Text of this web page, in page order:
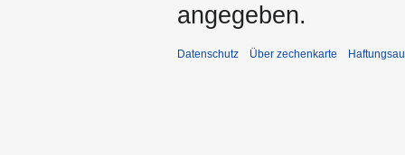
angegeben.
Datenschutz Über zechenkarte